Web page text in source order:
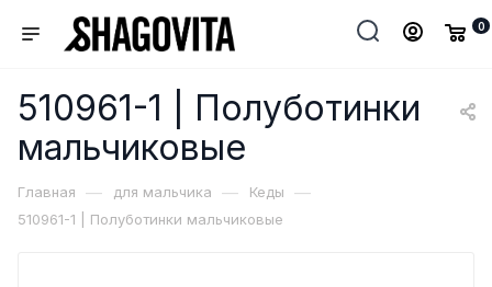
0
510961-1 | Полуботинки
мальчиковые
Главная — для мальчика — Кеды —
510961-1 | Полуботинки мальчиковые